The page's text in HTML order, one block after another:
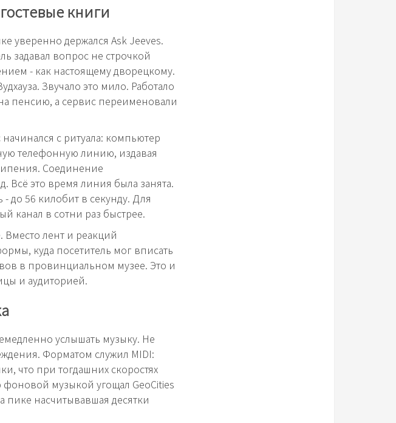
книги
уверенно держался Ask Jeeves.
задавал вопрос не строчкой
- как настоящему дворецкому.
Звучало это мило. Работало
пенсию, а сервис переименовали
начинался с ритуала: компьютер
телефонную линию, издавая
Соединение
Всё это время линия была занята.
до 56 килобит в секунду. Для
канал в сотни раз быстрее.
Вместо лент и реакций
куда посетитель мог вписать
в провинциальном музее. Это и
и аудиторией.
услышать музыку. Не
Форматом служил MIDI:
что при тогдашних скоростях
музыкой угощал GeoCities
пике насчитывавшая десятки